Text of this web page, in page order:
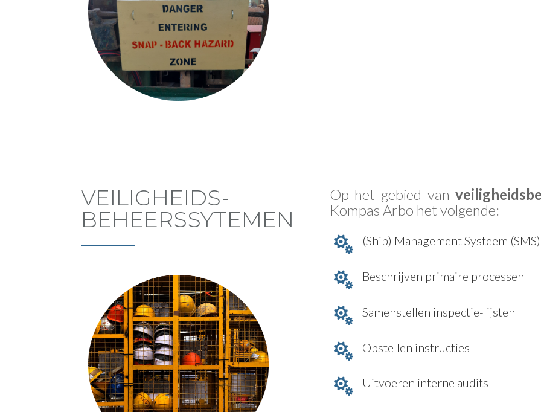
VEILIGHEIDS-
BEHEERSSYTEMEN
Op het gebied van
Kompas Arbo het volgende:
 (Ship) Management Systeem
 Beschrijven primaire processen
 Samenstellen inspectie-lijsten
 Opstellen instructies
 Uitvoeren interne audits